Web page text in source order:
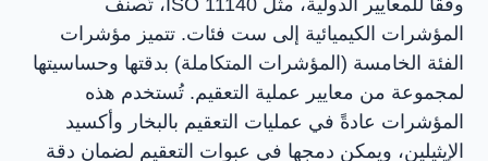
وفقًا للمعايير الدولية، مثل ISO 11140، تُصنف
المؤشرات الكيميائية إلى ست فئات. تتميز مؤشرات
الفئة الخامسة (المؤشرات المتكاملة) بدقتها وحساسيتها
لمجموعة من معايير عملية التعقيم. تُستخدم هذه
المؤشرات عادةً في عمليات التعقيم بالبخار وأكسيد
الإيثيلين، ويمكن دمجها في عبوات التعقيم لضمان دقة
في هذه المجموعة، نعتبر الجودة ليست شعارًا، بل